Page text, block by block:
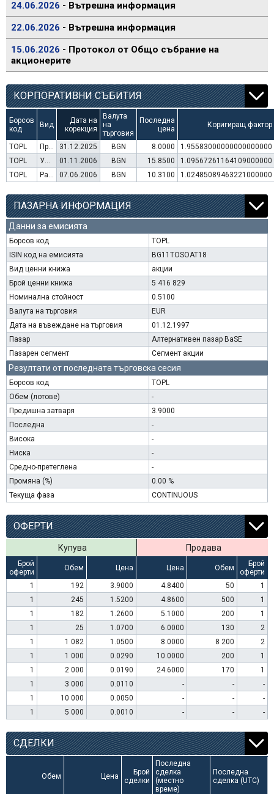
24.06.2026 - Вътрешна информация
22.06.2026 - Вътрешна информация
15.06.2026 - Протокол от Общо събрание на
акционерите
КОРПОРАТИВНИ СЪБИТИЯ
Борсов
код
Вид
Дата на
корекция
Валута
на
търговия
Последна
цена
Коригиращ фактор
TOPL Преминаване към търговия в Евро 31.12.2025 BGN 8.0000
1.95583000000000000000
TOPL
Увеличение на капитал (права) 01.11.2006 BGN 15.8500
1.09567261164109000000
TOPL
Раздаване на дивидент 07.06.2006 BGN 10.3100 1.02485089463221000000
ПАЗАРНА ИНФОРМАЦИЯ
Данни за емисията
Борсов код
TOPL
ISIN код на емисията
BG11TOSOAT18
Вид ценни книжа
акции
Брой ценни книжа
5 416 829
Номинална стойност
0.5100
Валута на търговия
EUR
Дата на въвеждане на търговия
01.12.1997
Пазар
Алтернативен пазар BaSE
Пазарен сегмент
Сегмент акции
Резултати от последната търговска сесия
Борсов код
TOPL
Обем (лотове)
-
Предишна затваря
3.9000
Последна
-
Висока
-
Ниска
-
Средно-претеглена
-
Промяна (%)
0.00 %
Текуща фаза
CONTINUOUS
ОФЕРТИ
Купува Продава
Брой
оферти
Обем Цена Цена Обем
Брой
оферти
1
192 3.9000 4.8400 50
1
1
245 1.5200 4.8600 500
1
1
182 1.2600 5.1000 200
1
1
25 1.0700 6.0000 130
2
1
1 082 1.0500 8.0000 8 200
2
1
1 000 0.0290 10.0000 200
1
1
2 000 0.0190 24.6000 170
1
1
3 000 0.0110 - -
-
1
10 000 0.0050 - -
-
1
5 000 0.0010 - - -
СДЕЛКИ
Обем Цена
Брой
сделки
Последна
сделка
(местно
време)
Последна
сделка (UTC)